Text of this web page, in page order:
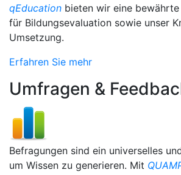
qEducation bieten wir eine
für Bildungsevaluation sowie unser
Umsetzung.
Erfahren Sie mehr
Umfragen &
Befragungen sind ein universelles
um Wissen zu generieren. Mit